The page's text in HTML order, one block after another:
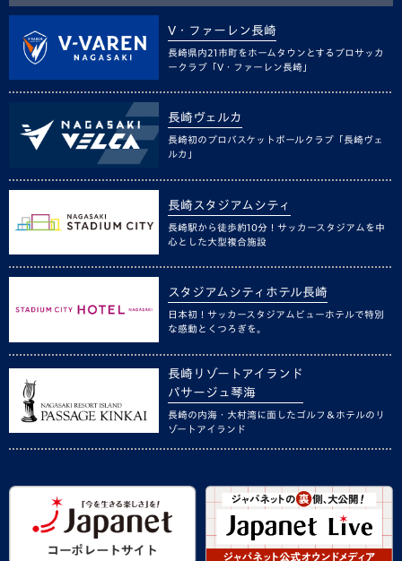
V・ファーレン長崎
長崎県内21市町をホームタウンとするプロサッカ
ークラブ「V・ファーレン長崎」
長崎ヴェルカ
長崎初のプロバスケットボールクラブ「長崎ヴェ
ルカ」
長崎スタジアムシティ
長崎駅から徒歩約10分！サッカースタジアムを中
心とした大型複合施設
スタジアムシティホテル長崎
日本初！サッカースタジアムビューホテルで特別
な感動とくつろぎを。
長崎リゾートアイランド
パサージュ琴海
長崎の内海・大村湾に面したゴルフ＆ホテルのリ
ゾートアイランド